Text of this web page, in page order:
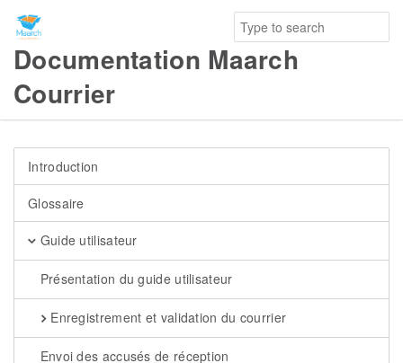
Documentation Maarch
Courrier
Introduction
Glossaire
Guide utilisateur
Présentation du guide utilisateur
Enregistrement et validation du courrier
Envoi des accusés de réception